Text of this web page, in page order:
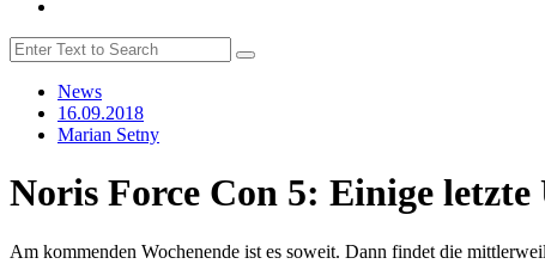
News
16.09.2018
Marian Setny
Noris Force Con 5: Einige
Am kommenden Wochenende ist es soweit. Dann findet die